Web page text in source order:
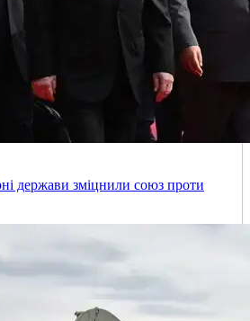
держави зміцнили союз проти